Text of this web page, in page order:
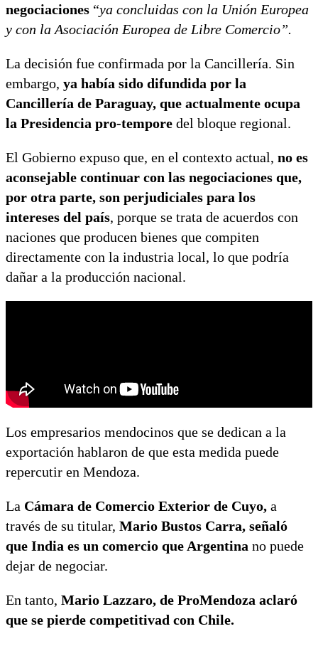
negociaciones “ya concluidas con la Unión Europea
y con la Asociación Europea de Libre Comercio”.
La decisión fue confirmada por la Cancillería. Sin
embargo, ya había sido difundida por la
Cancillería de Paraguay, que actualmente ocupa
la Presidencia pro-tempore del bloque regional.
El Gobierno expuso que, en el contexto actual, no es
aconsejable continuar con las negociaciones que,
por otra parte, son perjudiciales para los
intereses del país, porque se trata de acuerdos con
naciones que producen bienes que compiten
directamente con la industria local, lo que podría
dañar a la producción nacional.
Los empresarios mendocinos que se dedican a la
exportación hablaron de que esta medida puede
repercutir en Mendoza.
La Cámara de Comercio Exterior de Cuyo, a
través de su titular, Mario Bustos Carra, señaló
que India es un comercio que Argentina no puede
dejar de negociar.
En tanto, Mario Lazzaro, de ProMendoza aclaró
que se pierde competitivad con Chile.